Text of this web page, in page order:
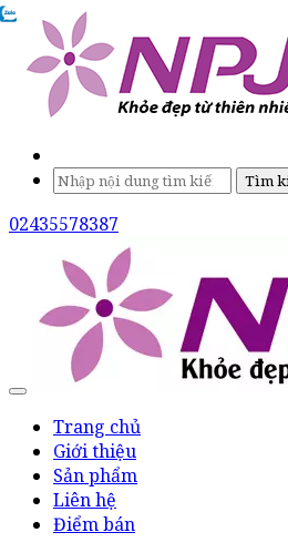
Tìm
02435578387
Trang chủ
Giới thiệu
Sản phẩm
Liên hệ
Điểm bán